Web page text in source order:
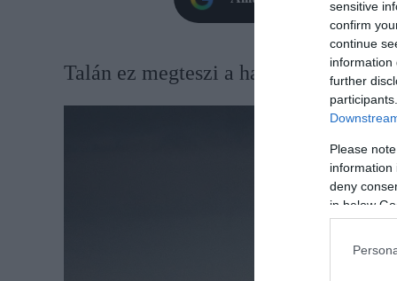
sensitive
confirm
continue
information
further
Please
information
deny
in below
Talán ez megteszi a hatását